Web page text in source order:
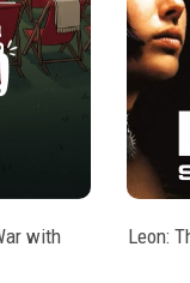
with
Leon: